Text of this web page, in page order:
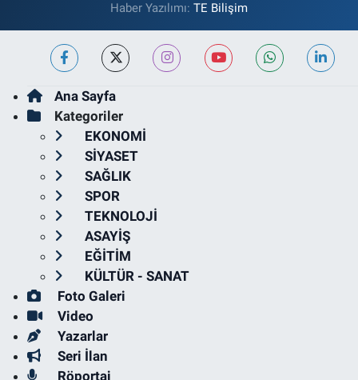
Haber Yazılımı: TE Bilişim
Ana Sayfa
Kategoriler
EKONOMİ
SİYASET
SAĞLIK
SPOR
TEKNOLOJİ
ASAYİŞ
EĞİTİM
KÜLTÜR - SANAT
Foto Galeri
Video
Yazarlar
Seri İlan
Röportaj